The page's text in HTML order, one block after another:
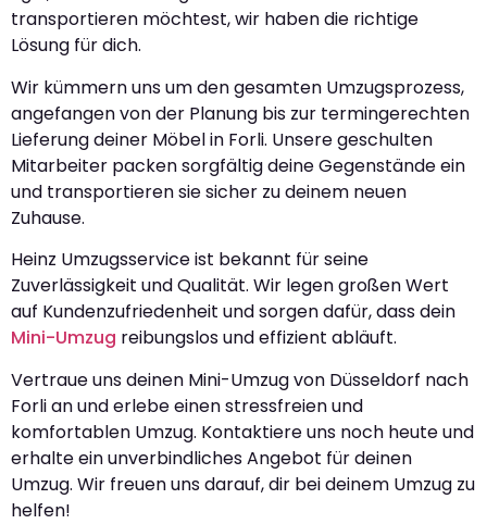
transportieren möchtest, wir haben die richtige
Lösung für dich.
Wir kümmern uns um den gesamten Umzugsprozess,
angefangen von der Planung bis zur termingerechten
Lieferung deiner Möbel in Forli. Unsere geschulten
Mitarbeiter packen sorgfältig deine Gegenstände ein
und transportieren sie sicher zu deinem neuen
Zuhause.
Heinz Umzugsservice ist bekannt für seine
Zuverlässigkeit und Qualität. Wir legen großen Wert
auf Kundenzufriedenheit und sorgen dafür, dass dein
Mini-Umzug reibungslos und effizient abläuft.
Vertraue uns deinen Mini-Umzug von Düsseldorf nach
Forli an und erlebe einen stressfreien und
komfortablen Umzug. Kontaktiere uns noch heute und
erhalte ein unverbindliches Angebot für deinen
Umzug. Wir freuen uns darauf, dir bei deinem Umzug zu
helfen!